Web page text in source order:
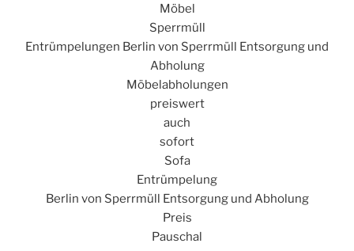
Möbel
Sperrmüll
Entrümpelungen Berlin von Sperrmüll Entsorgung und
Abholung
Möbelabholungen
preiswert
auch
sofort
Sofa
Entrümpelung
Berlin von Sperrmüll Entsorgung und Abholung
Preis
Pauschal